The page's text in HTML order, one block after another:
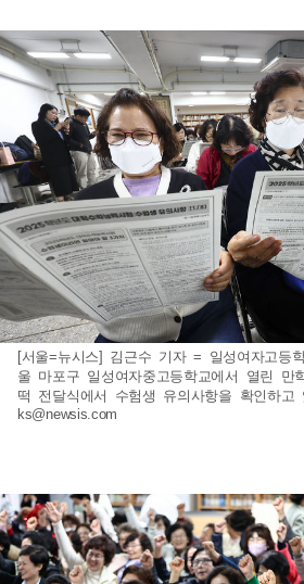
[서울=뉴시스] 김근수 기자 = 일성여자고등
울 마포구 일성여자중고등학교에서 열린 만
떡 전달식에서 수험생 유의사항을 확인하고
ks@newsis.com